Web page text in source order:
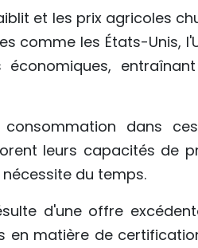
et les prix agricoles
comme les États-Unis,
dans
leurs capacités de
du temps.
d'une offre
en matière de